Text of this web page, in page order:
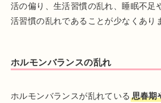
活の偏り、生活習慣の乱れ、睡眠不足
活習慣の乱れであることが少なくあり
ホルモンバランスの乱れ
ホルモンバランスが乱れている 思春期